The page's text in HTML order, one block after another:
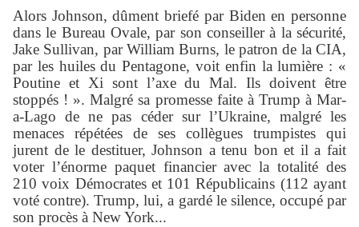
Alors Johnson, dûment briefé par Biden en personne
dans le Bureau Ovale, par son conseiller à la sécurité,
Jake Sullivan, par William Burns, le patron de la CIA,
par les huiles du Pentagone, voit enfin la lumière : «
Poutine et Xi sont l’axe du Mal. Ils doivent être
stoppés ! ». Malgré sa promesse faite à Trump à Mar-
a-Lago de ne pas céder sur l’Ukraine, malgré les
menaces répétées de ses collègues trumpistes qui
jurent de le destituer, Johnson a tenu bon et il a fait
voter l’énorme paquet financier avec la totalité des
210 voix Démocrates et 101 Républicains (112 ayant
voté contre). Trump, lui, a gardé le silence, occupé par
son procès à New York...